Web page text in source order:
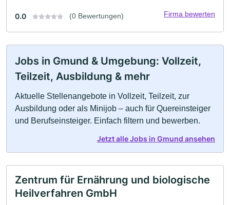
0.0 (0 Bewertungen) Firma bewerten
Jobs in Gmund & Umgebung: Vollzeit,
Teilzeit, Ausbildung & mehr
Aktuelle Stellenangebote in Vollzeit, Teilzeit, zur
Ausbildung oder als Minijob – auch für Quereinsteiger
und Berufseinsteiger. Einfach filtern und bewerben.
Jetzt alle Jobs in Gmund ansehen
Zentrum für Ernährung und biologische
Heilverfahren GmbH